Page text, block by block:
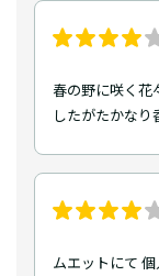
春の野に咲く花
したがたかな
ムエットにて